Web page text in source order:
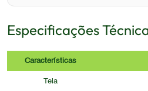
Especificações
Características
Tela